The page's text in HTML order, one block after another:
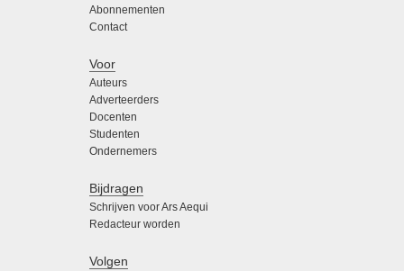
Abonnementen
Contact
Voor
Auteurs
Adverteerders
Docenten
Studenten
Ondernemers
Bijdragen
Schrijven voor Ars Aequi
Redacteur worden
Volgen